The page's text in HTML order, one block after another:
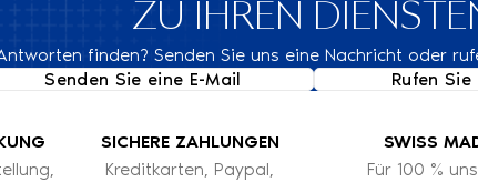
ZU IHREN
finden? Senden Sie uns eine Nachricht oder
Senden Sie eine E-Mail
Rufen
SICHERE ZAHLUNGEN
Kreditkarten, Paypal,
SWISS
Für 100 %